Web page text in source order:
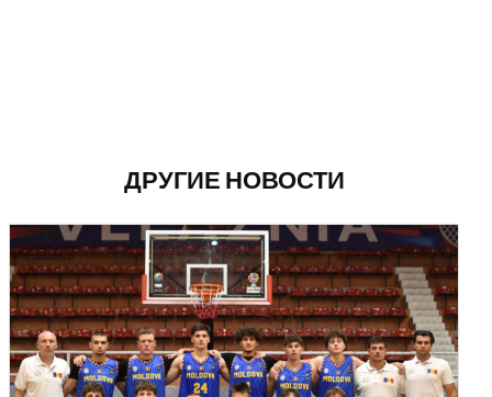
ДРУГИЕ НОВОСТИ